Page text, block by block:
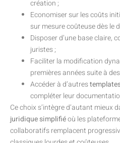
création ;
Economiser sur les coûts
sur mesure coûteuse dès le
Disposer d’une base claire,
juristes ;
Faciliter la modification
premières années suite à
Accéder à d’autres
compléter leur
Ce choix s’intègre d’autant mieux
juridique simplifiéoù les
collaboratifs remplacent